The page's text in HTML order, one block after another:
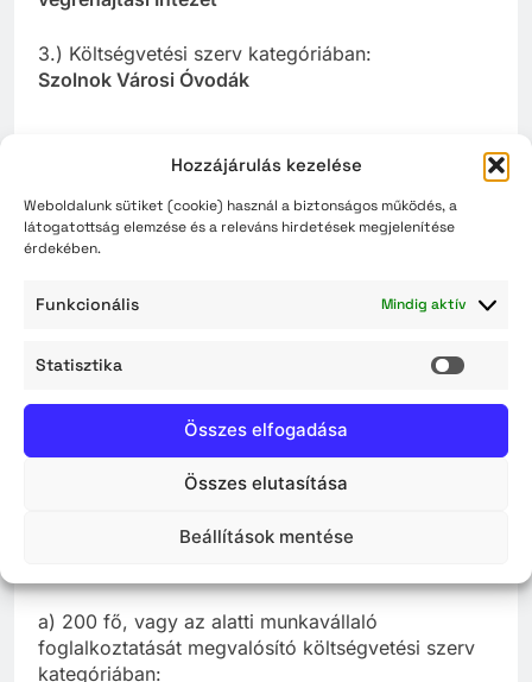
Hozzájárulás kezelése
Weboldalunk sütiket (cookie) használ a biztonságos működés, a
látogatottság elemzése és a releváns hirdetések megjelenítése
érdekében.
Funkcionális Mindig aktív
Statisztika
Összes elfogadása
Összes elutasítása
Beállítások mentése
3.) Költségvetési szerv kategóriában:
Szolnok Városi Óvodák
Gazdálkodó szervezet
megvalósító gazdálkodó szervezet kategóriában:
b)50–250 fő közötti munkavállaló
foglalkoztatását megvalósító gazdálkodó
szervezet kategóriában:
a) 200 fő, vagy az alatti munkavállaló
foglalkoztatását megvalósító költségvetési szerv
kategóriában: